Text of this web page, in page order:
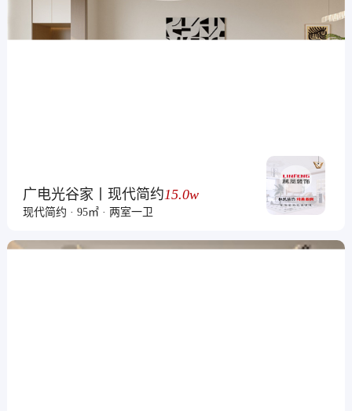
广电光谷家丨现代简约15.0w
现代简约 · 95㎡ · 两室一卫